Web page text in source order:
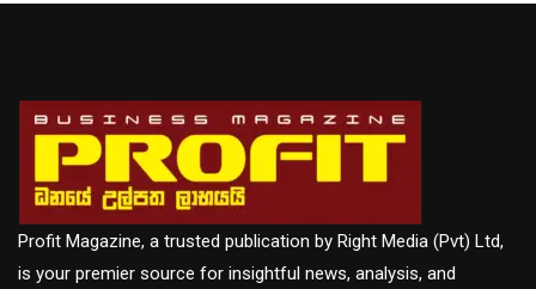
Profit Magazine, a trusted publication by Right Media (Pvt) Ltd,
is your premier source for insightful news, analysis, and